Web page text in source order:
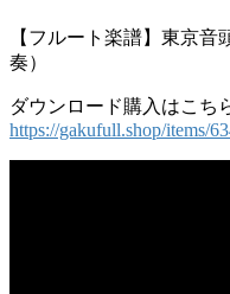
【フルート楽譜】東京
奏）
ダウンロード購入はこち
https://gakufull.shop/items/